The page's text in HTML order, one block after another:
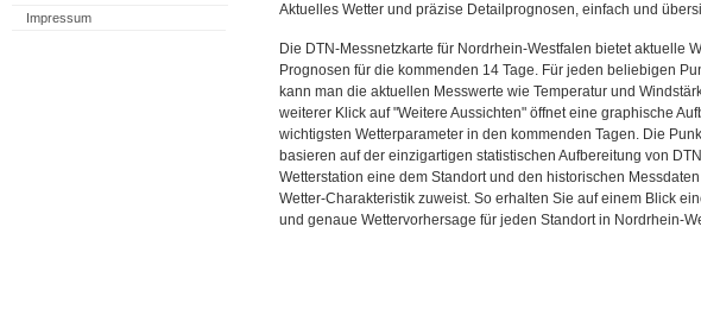
Impressum Aktuelles Wetter und präzise Detailprognosen, einfach und
Die DTN-Messnetzkarte für Nordrhein-Westfalen bietet aktuelle
Prognosen für die kommenden 14 Tage. Für jeden beliebigen
kann man die aktuellen Messwerte wie Temperatur und
weiterer Klick auf "Weitere Aussichten" öffnet eine graphische
wichtigsten Wetterparameter in den kommenden Tagen. Die
basieren auf der einzigartigen statistischen Aufbereitung von
Wetterstation eine dem Standort und den historischen
Wetter-Charakteristik zuweist. So erhalten Sie auf einem Blick
und genaue Wettervorhersage für jeden Standort in Nordrhein-